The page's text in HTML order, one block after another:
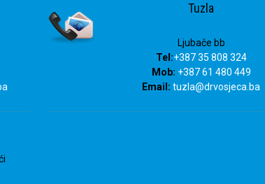
Tuzla
Ljubače bb
Tel:+387 35 808 324
Mob: +387 61 480 449
Email: tuzla@drvosjeca.ba